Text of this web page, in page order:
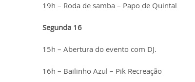
19h – Roda de samba – Papo de Quintal
Segunda 16
15h – Abertura do evento com DJ.
16h – Bailinho Azul – Pik Recreação